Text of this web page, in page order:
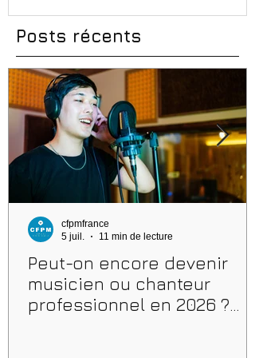
Posts récents
Peut-on encore devenir
musicien ou chanteur
professionnel en 2026 ?
cfpmfrance
5 juil.
11 min de lecture